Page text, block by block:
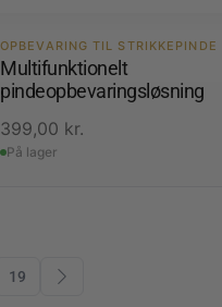
OPBEVARING TIL STRIKKEPINDE
Multifunktionelt
pindeopbevaringsløsning
399,00 kr.
På lager
19